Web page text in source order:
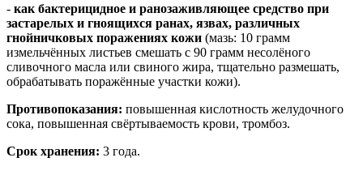
- как бактерицидное и ранозаживляющее средство при
застарелых и гноящихся ранах, язвах, различных
гнойничковых поражениях кожи (мазь: 10 грамм
измельчённых листьев смешать с 90 грамм несолёного
сливочного масла или свиного жира, тщательно размешать,
обрабатывать поражённые участки кожи).
Противопоказания: повышенная кислотность желудочного
сока, повышенная свёртываемость крови, тромбоз.
Срок хранения: 3 года.